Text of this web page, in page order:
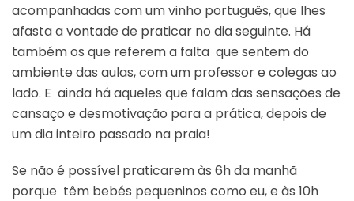
acompanhadas com um vinho português, que lhes
afasta a vontade de praticar no dia seguinte. Há
também os que referem a falta que sentem do
ambiente das aulas, com um professor e colegas ao
lado. E ainda há aqueles que falam das sensações de
cansaço e desmotivação para a prática, depois de
um dia inteiro passado na praia!
Se não é possível praticarem às 6h da manhã
porque têm bebés pequeninos como eu, e às 10h